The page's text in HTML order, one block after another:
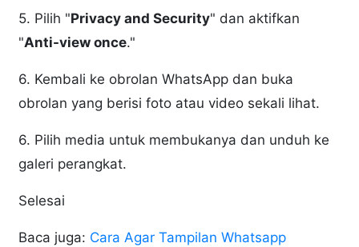
5. Pilih "Privacy and Security" dan aktifkan
"Anti-view once."
6. Kembali ke obrolan WhatsApp dan buka
obrolan yang berisi foto atau video sekali lihat.
6. Pilih media untuk membukanya dan unduh ke
galeri perangkat.
Selesai
Baca juga: Cara Agar Tampilan Whatsapp